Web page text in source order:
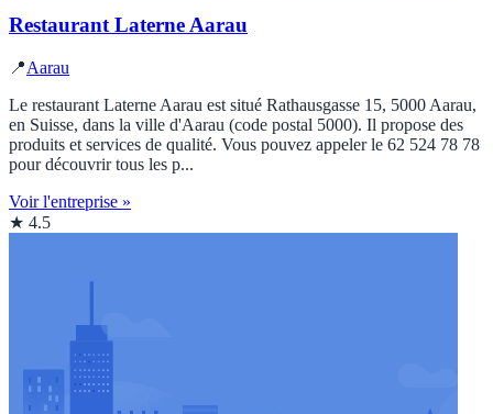
Restaurant Laterne Aarau
📍Aarau
Le restaurant Laterne Aarau est situé Rathausgasse 15, 5000 Aarau,
en Suisse, dans la ville d'Aarau (code postal 5000). Il propose des
produits et services de qualité. Vous pouvez appeler le 62 524 78 78
pour découvrir tous les p...
Voir l'entreprise »
★ 4.5